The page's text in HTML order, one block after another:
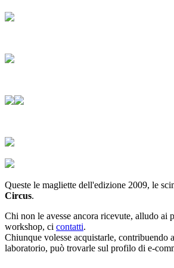
Queste le magliette dell'edizione 2009, le
Circus.
Chi non le avesse ancora ricevute, alludo ai
workshop, ci contatti.
Chiunque volesse acquistarle, contribuendo
laboratorio, può trovarle sul profilo di e-